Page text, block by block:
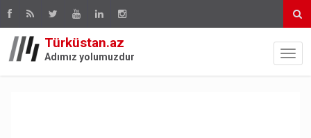
Türküstan.az
Adımız yolumuzdur